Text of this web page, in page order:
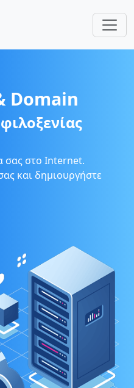
Domain
σας στο Internet.
και δημιουργήστε